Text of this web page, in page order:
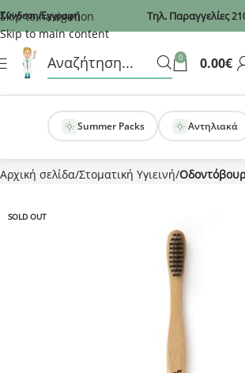
Recaptcha
Skip to navigation
Skip to main content
Σύνδεση/Εγγραφή Τηλ. Παραγγελίες
0 0.00€
Summer Packs Αντηλιακά
Αρχική σελίδα Στοματική Υγιεινή
SOLD OUT